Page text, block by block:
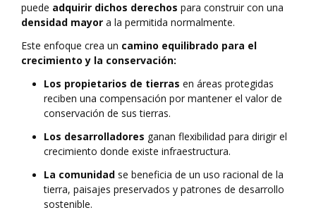
puede adquirir dichos derechos para construir con una
densidad mayor a la permitida normalmente.
Este enfoque crea un camino equilibrado para el
crecimiento y la conservación:
Los propietarios de tierras en áreas protegidas
reciben una compensación por mantener el valor de
conservación de sus tierras.
Los desarrolladores ganan flexibilidad para dirigir el
crecimiento donde existe infraestructura.
La comunidad se beneficia de un uso racional de la
tierra, paisajes preservados y patrones de desarrollo
sostenible.